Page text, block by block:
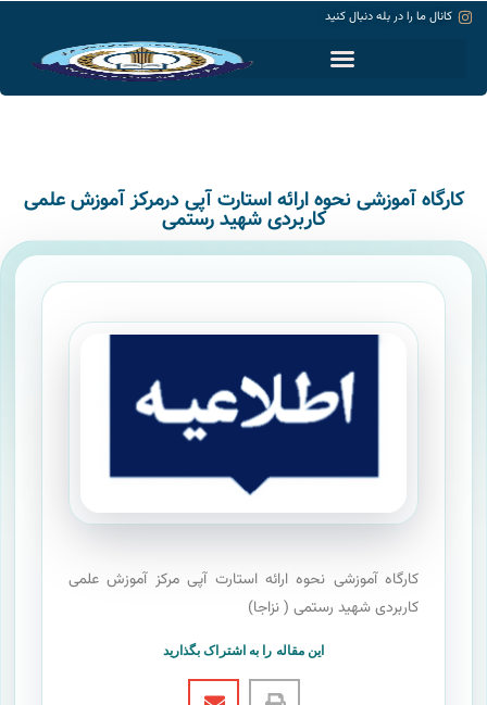
کانال ما را در بله دنبال کنید
کارگاه آموزشی نحوه ارائه استارت آپی درمرکز آموزش علمی
کاربردی شهید رستمی
کارگاه آموزشی نحوه ارائه استارت آپی مرکز آموزش علمی
کاربردی شهید رستمی ( نزاجا)
این مقاله را به اشتراک بگذارید